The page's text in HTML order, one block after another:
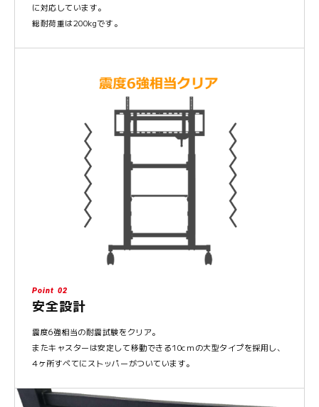
に対応しています。
総耐荷重は200kgです。
Point 02
安全設計
震度6強相当の耐震試験をクリア。
またキャスターは安定して移動できる10cmの大型タイプを採用し、
4ヶ所すべてにストッパーがついています。